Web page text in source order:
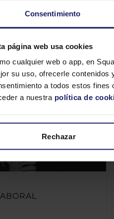
Consentimiento
página web usa cookies
cualquier web o app, en
su uso, ofrecerle contenidos
a todos estos fines
a nuestra política de
Rechazar